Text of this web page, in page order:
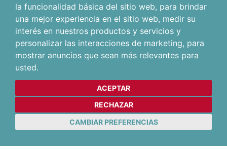
la funcionalidad básica del sitio web, para brindar
una mejor experiencia en el sitio web, medir su
interés en nuestros productos y servicios y
personalizar las interacciones de marketing, para
mostrar anuncios que sean más relevantes para
usted.
ACEPTAR
RECHAZAR
CAMBIAR PREFERENCIAS